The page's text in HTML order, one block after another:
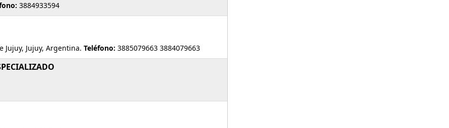
3884933594
Jujuy, Jujuy, Argentina. Teléfono: 3885079663 3884079663